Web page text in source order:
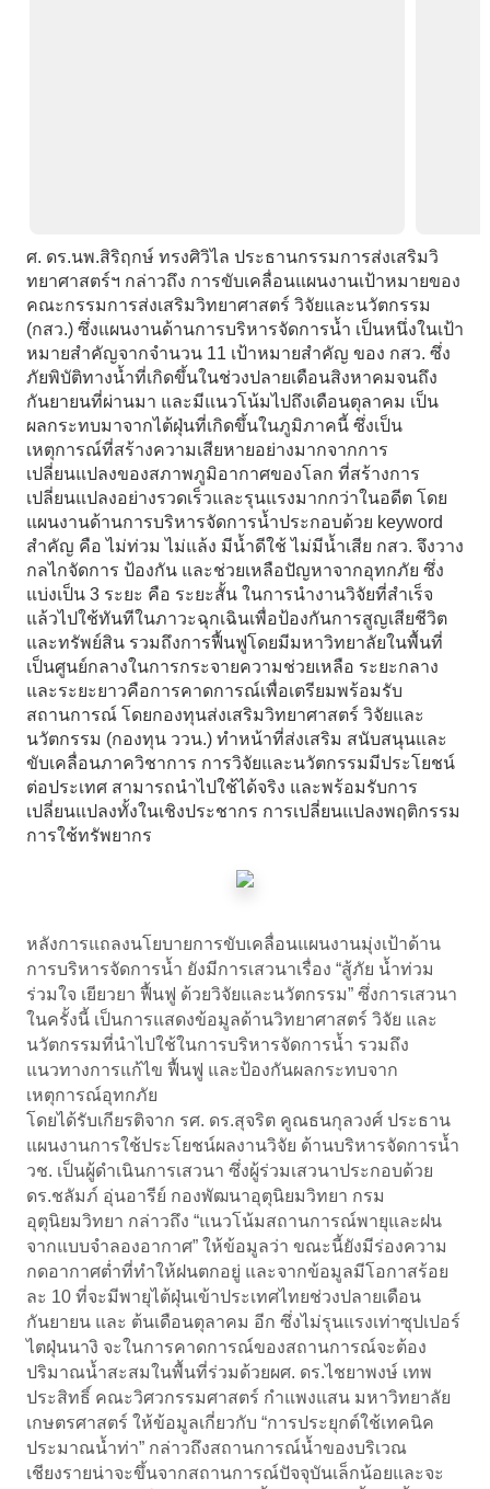
ศ. ดร.นพ.สิริฤกษ์ ทรงศิวิไล ประธานกรรมการส่งเสริมวิ
ทยาศาสตร์ฯ กล่าวถึง การขับเคลื่อนแผนงานเป้าหมายของ
คณะกรรมการส่งเสริมวิทยาศาสตร์ วิจัยและนวัตกรรม
(กสว.) ซึ่งแผนงานด้านการบริหารจัดการน้ำ เป็นหนึ่งในเป้า
หมายสำคัญจากจำนวน 11 เป้าหมายสำคัญ ของ กสว. ซึ่ง
ภัยพิบัติทางน้ำที่เกิดขึ้นในช่วงปลายเดือนสิงหาคมจนถึง
กันยายนที่ผ่านมา และมีแนวโน้มไปถึงเดือนตุลาคม เป็น
ผลกระทบมาจากไต้ฝุ่นที่เกิดขึ้นในภูมิภาคนี้ ซึ่งเป็น
เหตุการณ์ที่สร้างความเสียหายอย่างมากจากการ
เปลี่ยนแปลงของสภาพภูมิอากาศของโลก ที่สร้างการ
เปลี่ยนแปลงอย่างรวดเร็วและรุนแรงมากกว่าในอดีต โดย
แผนงานด้านการบริหารจัดการน้ำประกอบด้วย keyword
สำคัญ คือ ไม่ท่วม ไม่แล้ง มีน้ำดีใช้ ไม่มีน้ำเสีย กสว. จึงวาง
กลไกจัดการ ป้องกัน และช่วยเหลือปัญหาจากอุทกภัย ซึ่ง
แบ่งเป็น 3 ระยะ คือ ระยะสั้น ในการนำงานวิจัยที่สำเร็จ
แล้วไปใช้ทันทีในภาวะฉุกเฉินเพื่อป้องกันการสูญเสียชีวิต
และทรัพย์สิน รวมถึงการฟื้นฟูโดยมีมหาวิทยาลัยในพื้นที่
เป็นศูนย์กลางในการกระจายความช่วยเหลือ ระยะกลาง
และระยะยาวคือการคาดการณ์เพื่อเตรียมพร้อมรับ
สถานการณ์ โดยกองทุนส่งเสริมวิทยาศาสตร์ วิจัยและ
นวัตกรรม (กองทุน ววน.) ทำหน้าที่ส่งเสริม สนับสนุนและ
ขับเคลื่อนภาควิชาการ การวิจัยและนวัตกรรมมีประโยชน์
ต่อประเทศ สามารถนำไปใช้ได้จริง และพร้อมรับการ
เปลี่ยนแปลงทั้งในเชิงประชากร การเปลี่ยนแปลงพฤติกรรม
การใช้ทรัพยากร
หลังการแถลงนโยบายการขับเคลื่อนแผนงานมุ่งเป้าด้าน
การบริหารจัดการน้ำ ยังมีการเสวนาเรื่อง “สู้ภัย น้ำท่วม
ร่วมใจ เยียวยา ฟื้นฟู ด้วยวิจัยและนวัตกรรม” ซึ่งการเสวนา
ในครั้งนี้ เป็นการแสดงข้อมูลด้านวิทยาศาสตร์ วิจัย และ
นวัตกรรมที่นำไปใช้ในการบริหารจัดการน้ำ รวมถึง
แนวทางการแก้ไข ฟื้นฟู และป้องกันผลกระทบจาก
เหตุการณ์อุทกภัย
โดยได้รับเกียรติจาก รศ. ดร.สุจริต คูณธนกุลวงศ์ ประธาน
แผนงานการใช้ประโยชน์ผลงานวิจัย ด้านบริหารจัดการน้ำ
วช. เป็นผู้ดำเนินการเสวนา ซึ่งผู้ร่วมเสวนาประกอบด้วย
ดร.ชลัมภ์ อุ่นอารีย์ กองพัฒนาอุตุนิยมวิทยา กรม
อุตุนิยมวิทยา กล่าวถึง “แนวโน้มสถานการณ์พายุและฝน
จากแบบจำลองอากาศ” ให้ข้อมูลว่า ขณะนี้ยังมีร่องความ
กดอากาศต่ำที่ทำให้ฝนตกอยู่ และจากข้อมูลมีโอกาสร้อย
ละ 10 ที่จะมีพายุไต้ฝุ่นเข้าประเทศไทยช่วงปลายเดือน
กันยายน และ ต้นเดือนตุลาคม อีก ซึ่งไม่รุนแรงเท่าซุปเปอร์
ไตฝุ่นนางิ จะในการคาดการณ์ของสถานการณ์จะต้อง
ปริมาณน้ำสะสมในพื้นที่ร่วมด้วยผศ. ดร.ไชยาพงษ์ เทพ
ประสิทธิ์ คณะวิศวกรรมศาสตร์ กำแพงแสน มหาวิทยาลัย
เกษตรศาสตร์ ให้ข้อมูลเกี่ยวกับ “การประยุกต์ใช้เทคนิค
ประมาณน้ำท่า” กล่าวถึงสถานการณ์น้ำของบริเวณ
เชียงรายน่าจะขึ้นจากสถานการณ์ปัจจุบันเล็กน้อยและจะ